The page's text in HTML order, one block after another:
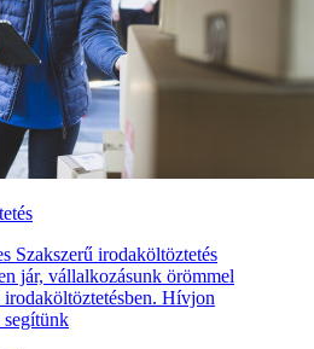
Szakszerű irodaköltöztetés
jár, vállalkozásunk örömmel
irodaköltöztetésben. Hívjon
segítünk